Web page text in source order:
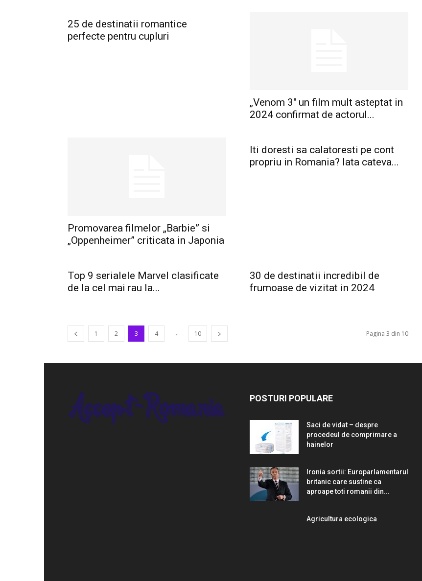
25 de destinatii romantice
perfecte pentru cupluri
„Venom 3″ un film mult asteptat in
2024 confirmat de actorul...
Promovarea filmelor „Barbie” si
„Oppenheimer” criticata in Japonia
Iti doresti sa calatoresti pe cont
propriu in Romania? Iata cateva...
Top 9 serialele Marvel clasificate
de la cel mai rau la...
30 de destinatii incredibil de
frumoase de vizitat in 2024
1 2 3 4 ... 10 Pagina 3 din 10
POSTURI POPULARE
Saci de vidat – despre
procedeul de comprimare a
hainelor
Ironia sortii: Europarlamentarul
britanic care sustine ca
aproape toti romanii din...
Agricultura ecologica